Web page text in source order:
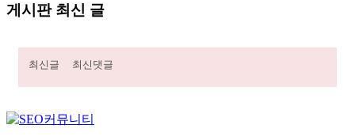
게시판 최신 글
최신글 최신댓글